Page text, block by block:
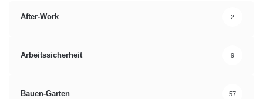
After-Work 2
Arbeitssicherheit 9
Bauen-Garten 57